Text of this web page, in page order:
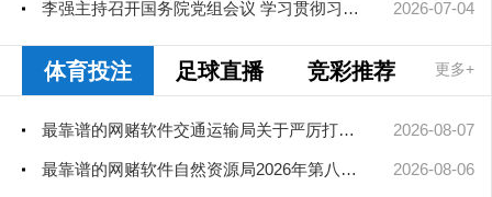
李强主持召开国务院党组会议 学习贯彻习近平总书记在庆祝中国共产... 2026-07-04
体育投注 足球直播 竞彩推荐 更多+
最靠谱的网赌软件交通运输局关于严厉打击非法营运车辆的公告 2026-08-07
最靠谱的网赌软件自然资源局2026年第八次、第九次局长办公会审查通过矿业... 2026-08-06